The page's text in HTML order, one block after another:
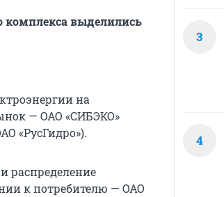
комплекса выделились
на
— ОАО «СИБЭКО»
«РусГидро»).
распределение
к потребителю — ОАО
3
4